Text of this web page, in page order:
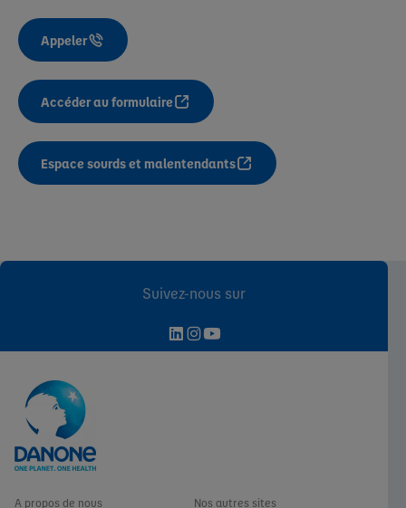
Appeler
Accéder au formulaire
Espace sourds et malentendants
Suivez-nous sur
A propos de nous Nos autres sites